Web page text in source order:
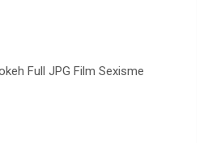
Full JPG Film Sexisme